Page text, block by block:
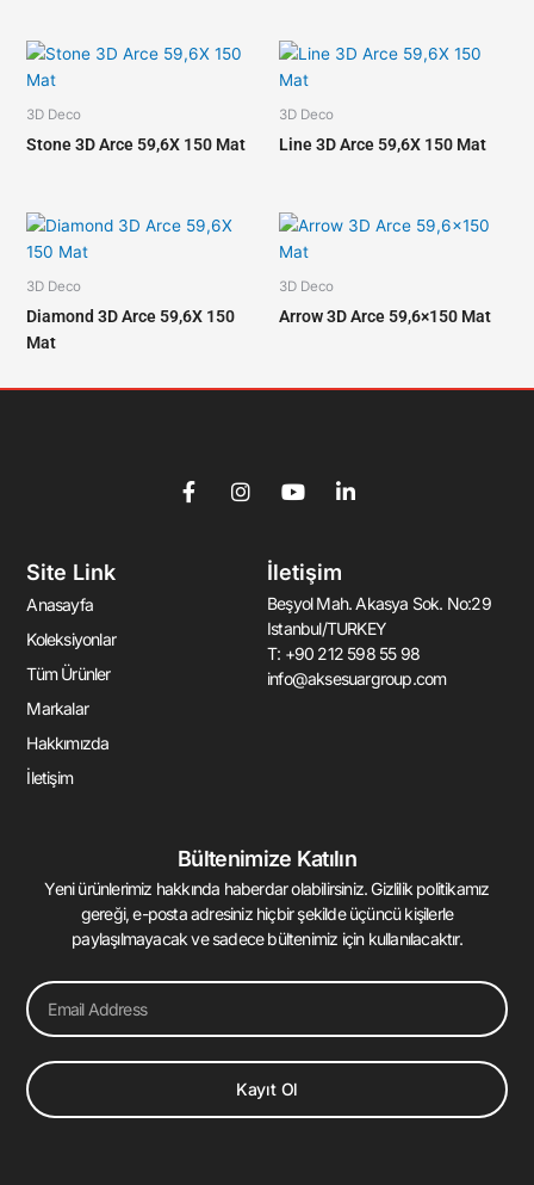
3D Deco
Stone 3D Arce 59,6X 150 Mat
3D Deco
Line 3D Arce 59,6X 150 Mat
3D Deco
Diamond 3D Arce 59,6X 150
Mat
3D Deco
Arrow 3D Arce 59,6×150 Mat
F
a
I
Y
u
b
e
L
d
i
n
-
i
Site Link
Anasayfa
Koleksiyonlar
Tüm Ürünler
Markalar
Hakkımızda
İletişim
İletişim
Beşyol Mah. Akasya Sok. No:29
Istanbul/TURKEY
T: +90 212 598 55 98
info@aksesuargroup.com
Bültenimize Katılın
Yeni ürünlerimiz hakkında haberdar olabilirsiniz. Gizlilik politikamız
gereği, e-posta adresiniz hiçbir şekilde üçüncü kişilerle
paylaşılmayacak ve sadece bültenimiz için kullanılacaktır.
Email
Kayıt Ol